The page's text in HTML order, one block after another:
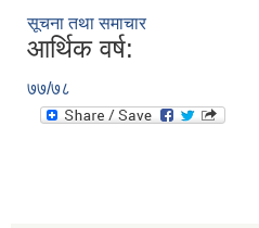
सूचना तथा समाचार
आर्थिक वर्ष:
७७/७८